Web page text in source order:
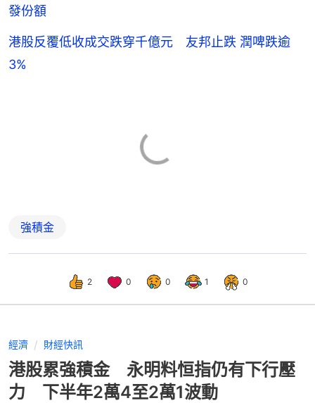
發份額
港股反覆低收成交跌穿千億元 友邦止跌 潤啤跌逾
3%
強積金
2 0 0 1 0
經濟 財經快訊
港股累強積金 永明料恒指仍有下行壓
力 下半年2萬4至2萬1波動